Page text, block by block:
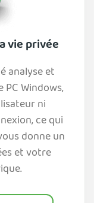
vie privée
analyse et
Windows,
ni
ce qui
donne un
et votre